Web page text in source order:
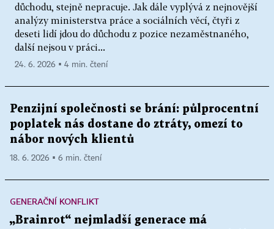
důchodu, stejně nepracuje. Jak dále vyplývá z nejnovější
analýzy ministerstva práce a sociálních věcí, čtyři z
deseti lidí jdou do důchodu z pozice nezaměstnaného,
další nejsou v práci...
24. 6. 2026 ▪ 4 min. čtení
Penzijní společnosti se brání: půlprocentní
poplatek nás dostane do ztráty, omezí to
nábor nových klientů
18. 6. 2026 ▪ 6 min. čtení
GENERAČNÍ KONFLIKT
„Brainrot“ nejmladší generace má